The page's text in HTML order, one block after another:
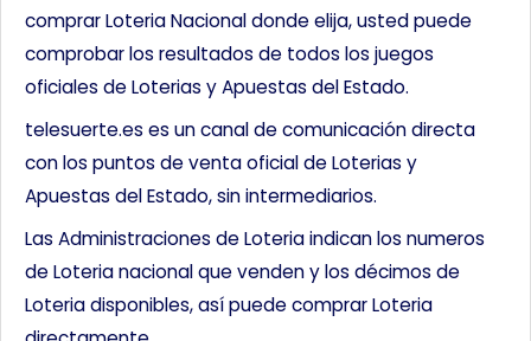
comprar Loteria Nacional donde elija, usted puede
comprobar los resultados de todos los juegos
oficiales de Loterias y Apuestas del Estado.
telesuerte.es es un canal de comunicación directa
con los puntos de venta oficial de Loterias y
Apuestas del Estado, sin intermediarios.
Las Administraciones de Loteria indican los numeros
de Loteria nacional que venden y los décimos de
Loteria disponibles, así puede comprar Loteria